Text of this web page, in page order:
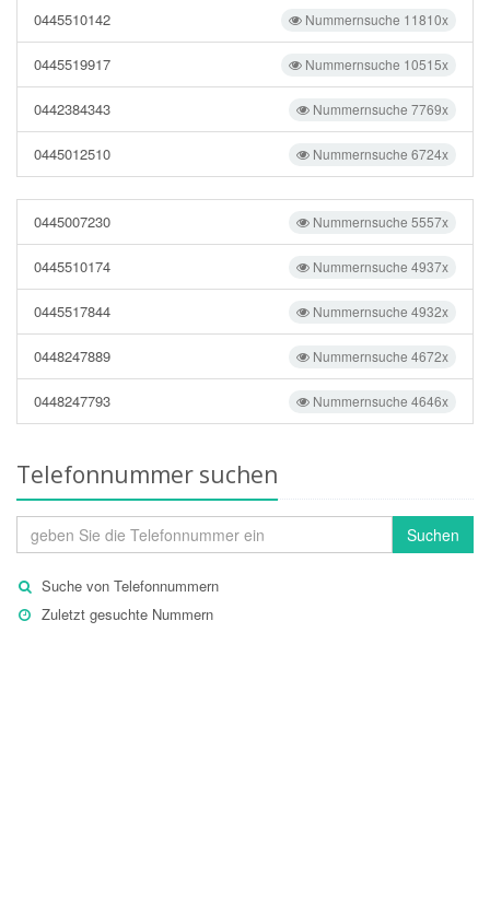
Nummernsuche 11810x
0445510142
Nummernsuche 10515x
0445519917
Nummernsuche 7769x
0442384343
Nummernsuche 6724x
0445012510
Nummernsuche 5557x
0445007230
Nummernsuche 4937x
0445510174
Nummernsuche 4932x
0445517844
Nummernsuche 4672x
0448247889
Nummernsuche 4646x
0448247793
Telefonnummer suchen
Suchen
Suche von Telefonnummern
Zuletzt gesuchte Nummern